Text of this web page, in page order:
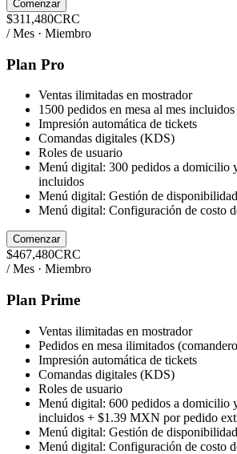
Comenzar
$311,480CRC
/ Mes · Miembro
Plan Pro
Ventas ilimitadas en mostrador
1500 pedidos en mesa al mes
Impresión automática de tickets
Comandas digitales (KDS)
Roles de usuario
Menú digital: 300 pedidos a domicilio
incluidos
Menú digital: Gestión de
Menú digital: Configuración de costo
Comenzar
$467,480CRC
/ Mes · Miembro
Plan Prime
Ventas ilimitadas en mostrador
Pedidos en mesa ilimitados
Impresión automática de tickets
Comandas digitales (KDS)
Roles de usuario
Menú digital: 600 pedidos a domicilio
incluidos + $1.39 MXN por pedido
Menú digital: Gestión de
Menú digital: Configuración de costo